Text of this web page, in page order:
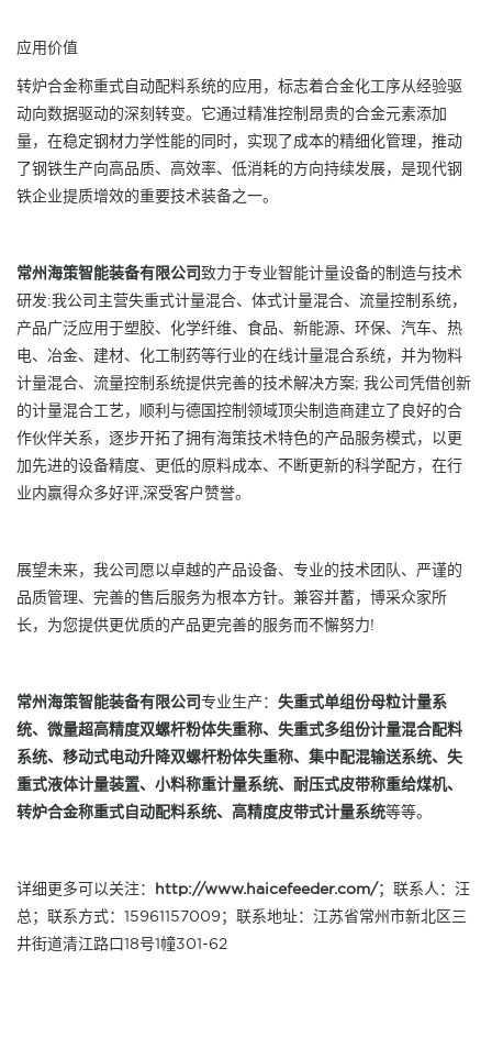
应用价值
转炉合金称重式自动配料系统的应用，标志着合金化工序从经验驱
动向数据驱动的深刻转变。它通过精准控制昂贵的合金元素添加
量，在稳定钢材力学性能的同时，实现了成本的精细化管理，推动
了钢铁生产向高品质、高效率、低消耗的方向持续发展，是现代钢
铁企业提质增效的重要技术装备之一。
常州海策智能装备有限公司致力于专业智能计量设备的制造与技术
研发:我公司主营失重式计量混合、体式计量混合、流量控制系统，
产品广泛应用于塑胶、化学纤维、食品、新能源、环保、汽车、热
电、冶金、建材、化工制药等行业的在线计量混合系统，并为物料
计量混合、流量控制系统提供完善的技术解决方案; 我公司凭借创新
的计量混合工艺，顺利与德国控制领域顶尖制造商建立了良好的合
作伙伴关系，逐步开拓了拥有海策技术特色的产品服务模式，以更
加先进的设备精度、更低的原料成本、不断更新的科学配方，在行
业内赢得众多好评,深受客户赞誉。
展望未来，我公司愿以卓越的产品设备、专业的技术团队、严谨的
品质管理、完善的售后服务为根本方针。兼容并蓄，博采众家所
长，为您提供更优质的产品更完善的服务而不懈努力!
常州海策智能装备有限公司专业生产： 失重式单组份母粒计量系
统、 微量超高精度双螺杆粉体失重称、 失重式多组份计量混合配料
系统、 移动式电动升降双螺杆粉体失重称、 集中配混输送系统、 失
重式液体计量装置、 小料称重计量系统、 耐压式皮带称重给煤机、
转炉合金称重式自动配料系统、 高精度皮带式计量系统等等。
详细更多可以关注： http://www.haicefeeder.com/；联系人：汪
总；联系方式：15961157009；联系地址：江苏省常州市新北区三
井街道清江路口18号1幢301-62